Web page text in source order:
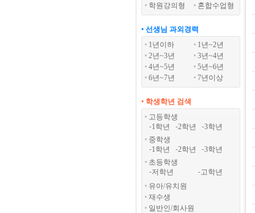
학원강의형
혼합수업형
• 선생님 과외경력
1년이하
1년~2년
2년~3년
3년~4년
4년~5년
5년~6년
6년~7년
7년이상
• 학생학년 검색
고등학생
-1학년 -2학년 -3학년
중학생
-1학년 -2학년 -3학년
초등학생
-저학년 -고학년
유아/유치원
재수생
일반인/회사원